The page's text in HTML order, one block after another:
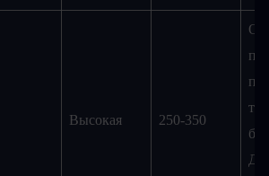
Высокая 250-350